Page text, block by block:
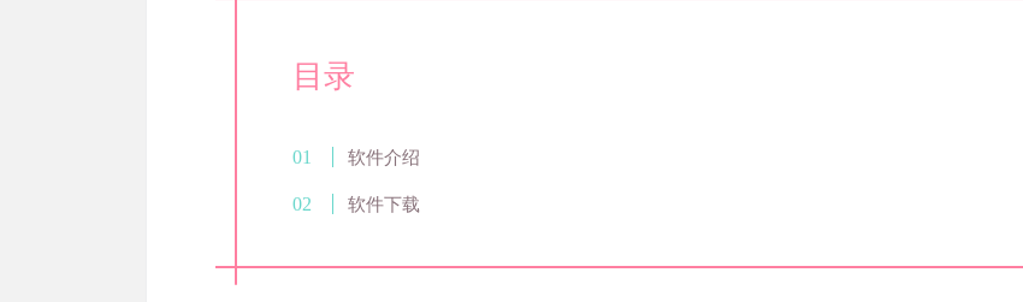
目录
软件介绍
软件下载